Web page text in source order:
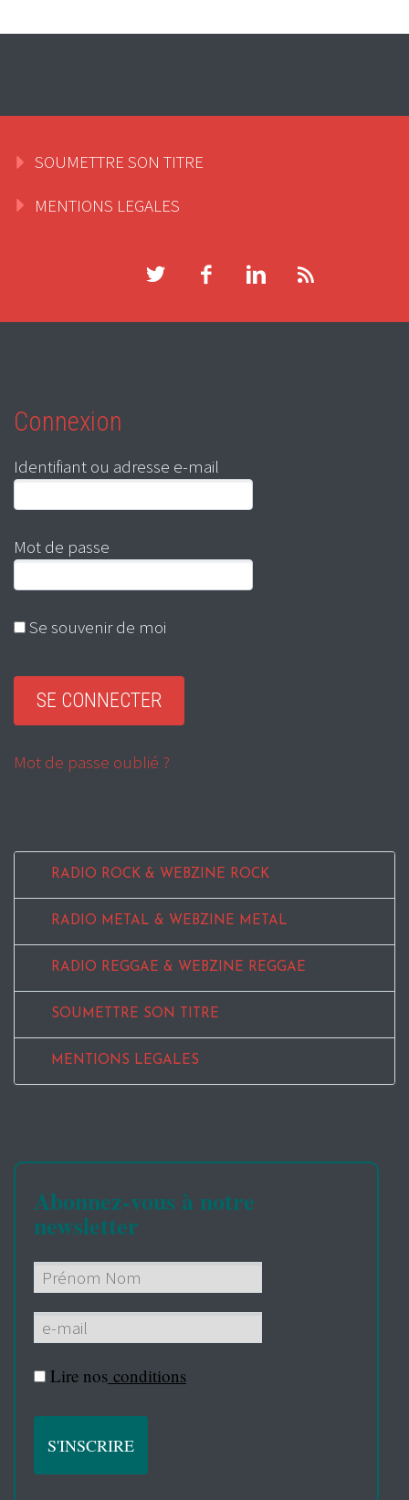
SOUMETTRE SON TITRE
MENTIONS LEGALES
Connexion
Identifiant ou adresse e-mail
Mot de passe
Se souvenir de moi
Mot de passe oublié ?
RADIO ROCK & WEBZINE ROCK
RADIO METAL & WEBZINE METAL
RADIO REGGAE & WEBZINE REGGAE
SOUMETTRE SON TITRE
MENTIONS LEGALES
Abonnez-vous à notre
newsletter
Lire nos conditions